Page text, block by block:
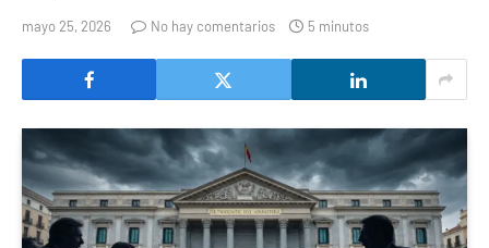
mayo 25, 2026 No hay comentarios 5 minutos